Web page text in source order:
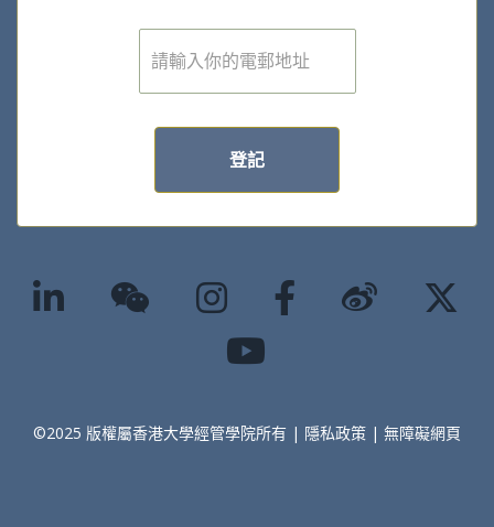
電
子
登記
©2025 版權屬香港大學經管學院所有 | 隱私政策 | 無障礙網頁